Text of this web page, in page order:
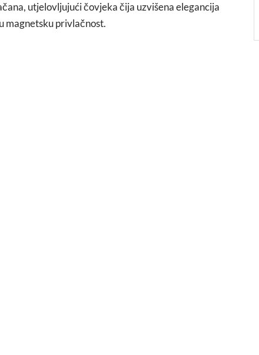
utjelovljujući čovjeka čija uzvišena elegancija
magnetsku privlačnost.